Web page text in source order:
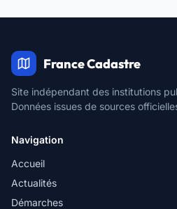
France Cadastre
Site indépendant des institutions
Données issues de sources
Navigation
Accueil
Actualités
Démarches